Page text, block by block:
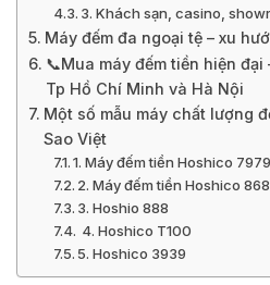
3. Khách sạn, casino,
Máy đếm đa ngoại tệ – xu
📞Mua máy đếm tiền hiện
Tp Hồ Chí Minh và Hà Nội
Một số mẫu máy chất lượng
Sao Việt
1. Máy đếm tiền Hoshico
2. Máy đếm tiền Hoshico
3. Hoshio 888
4. Hoshico T100
5. Hoshico 3939